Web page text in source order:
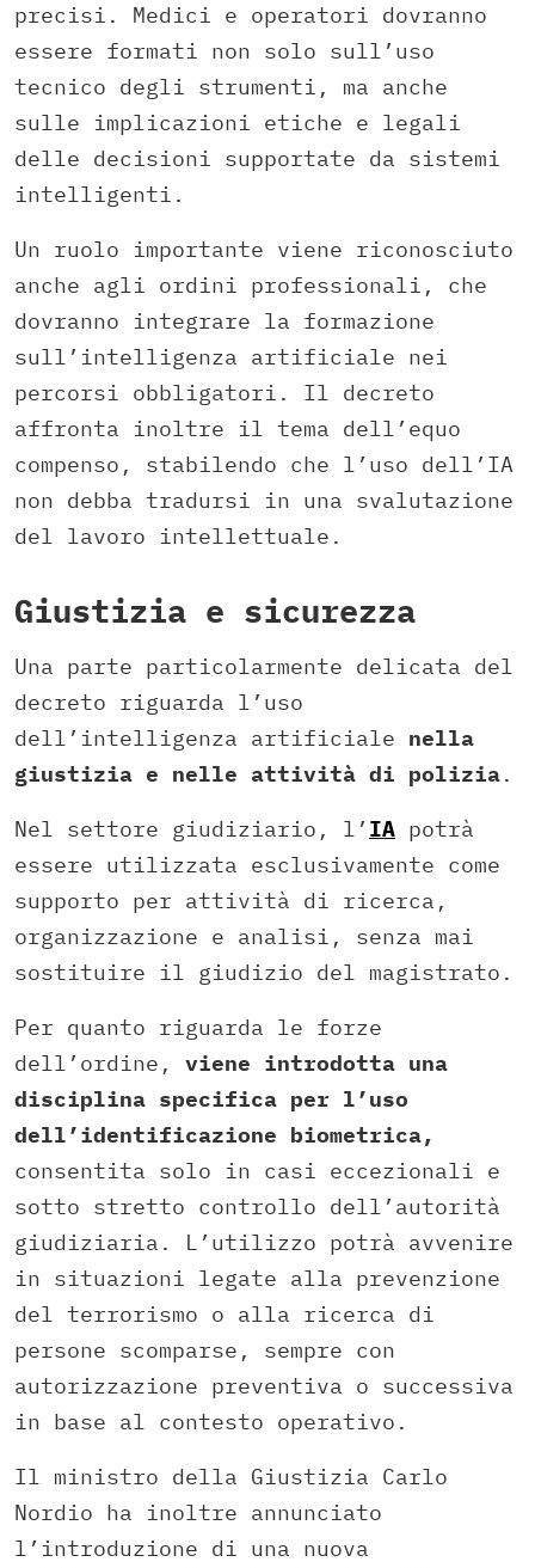
precisi. Medici e operatori dovranno
essere formati non solo sull’uso
tecnico degli strumenti, ma anche
sulle implicazioni etiche e legali
delle decisioni supportate da sistemi
intelligenti.
Un ruolo importante viene riconosciuto
anche agli ordini professionali, che
dovranno integrare la formazione
sull’intelligenza artificiale nei
percorsi obbligatori. Il decreto
affronta inoltre il tema dell’equo
compenso, stabilendo che l’uso dell’IA
non debba tradursi in una svalutazione
del lavoro intellettuale.
Giustizia e sicurezza
Una parte particolarmente delicata del
decreto riguarda l’uso
dell’intelligenza artificiale nella
giustizia e nelle attività di polizia.
Nel settore giudiziario, l’ IA potrà
essere utilizzata esclusivamente come
supporto per attività di ricerca,
organizzazione e analisi, senza mai
sostituire il giudizio del magistrato.
Per quanto riguarda le forze
dell’ordine, viene introdotta una
disciplina specifica per l’uso
dell’identificazione biometrica,
consentita solo in casi eccezionali e
sotto stretto controllo dell’autorità
giudiziaria. L’utilizzo potrà avvenire
in situazioni legate alla prevenzione
del terrorismo o alla ricerca di
persone scomparse, sempre con
autorizzazione preventiva o successiva
in base al contesto operativo.
Il ministro della Giustizia Carlo
Nordio ha inoltre annunciato
l’introduzione di una nuova